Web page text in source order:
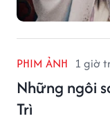
PHIM ẢNH 1 giờ
Những ngôi
Trì